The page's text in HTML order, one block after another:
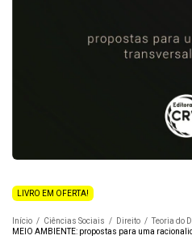
LIVRO EM OFERTA!
Início / Ciências Sociais / Direito / Teoria do
MEIO AMBIENTE: propostas para uma